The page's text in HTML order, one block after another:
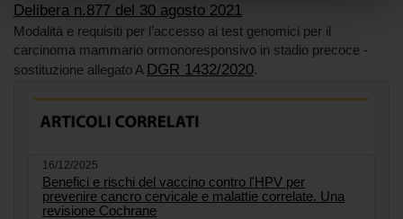
Delibera n.877 del 30 agosto 2021
Modalità e requisiti per l’accesso ai test genomici per il
carcinoma mammario ormonoresponsivo in stadio precoce -
sostituzione allegato A DGR 1432/2020.
16/12/2025
Benefici e rischi del vaccino contro l'HPV per
prevenire cancro cervicale e malattie correlate. Una
revisione Cochrane